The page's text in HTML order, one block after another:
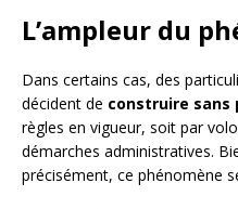
L’ampleur du
Dans certains cas, des
décident de construire sans
règles en vigueur, soit par
démarches administratives.
précisément, ce phénomène